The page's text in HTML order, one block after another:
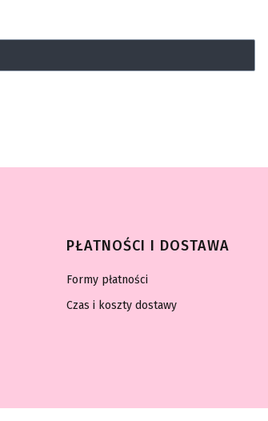
PŁATNOŚCI I DOSTAWA
Formy płatności
Czas i koszty dostawy